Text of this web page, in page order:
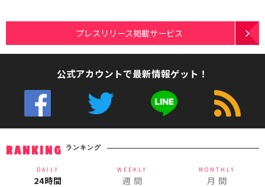
プレスリリース掲載サービス
公式アカウントで最新情報ゲット！
RANKING ランキング
DAILY
24時間
WEEKLY
週 間
MONTHLY
月 間